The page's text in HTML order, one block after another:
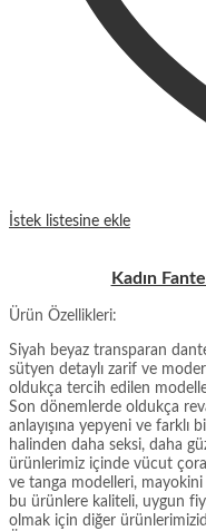
İstek listesine ekle
Kadın
Ürün Özellikleri:
Siyah beyaz transparan
sütyen detaylı zarif ve
oldukça tercih edilen
Son dönemlerde oldukça
anlayışına yepyeni ve farklı
halinden daha seksi, daha
ürünlerimiz içinde vücut
ve tanga modelleri, mayokini
bu ürünlere kaliteli, uygun
olmak için diğer